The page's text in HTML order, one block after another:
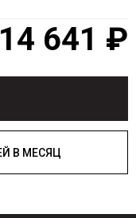
14 641 ₽
РАССРОЧКА ОТ 1000 РУБЛЕЙ В МЕСЯЦ